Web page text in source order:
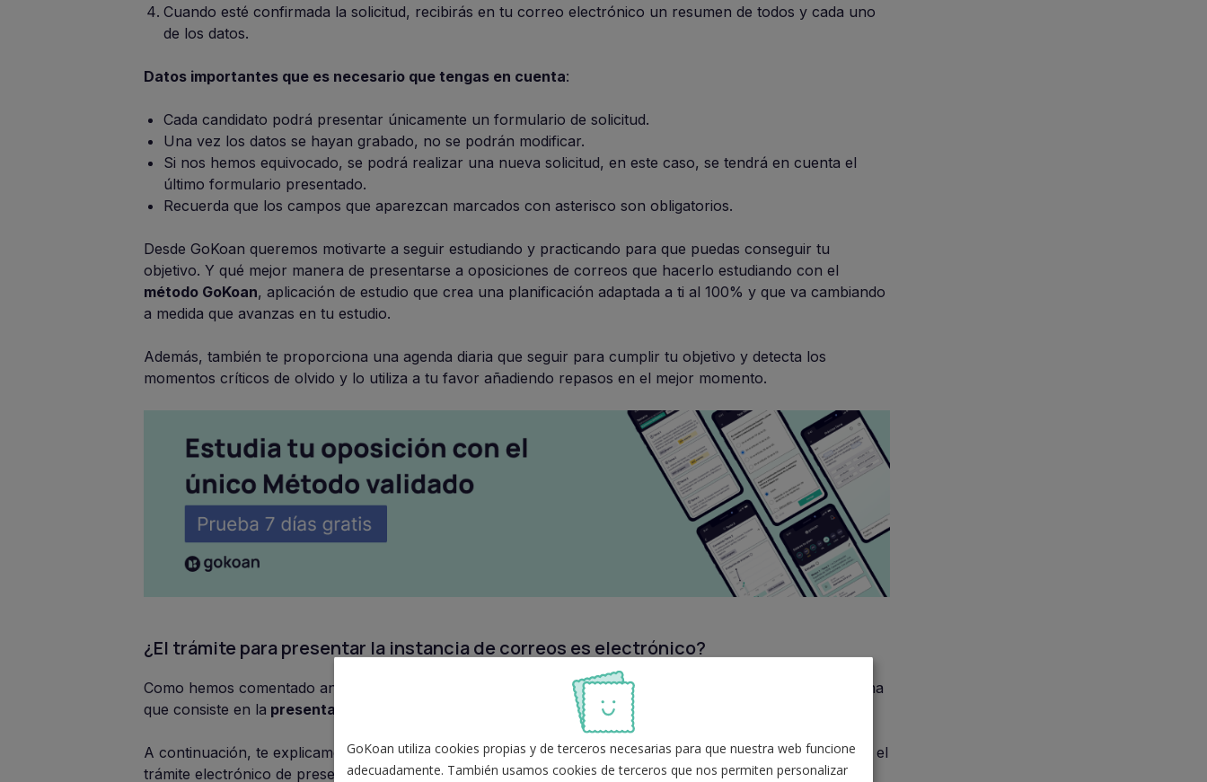
Cuando esté confirmada la solicitud, recibirás en tu correo electrónico un resumen de todos y cada uno
de los datos.
Datos importantes que es necesario que tengas en cuenta:
Cada candidato podrá presentar únicamente un formulario de solicitud.
Una vez los datos se hayan grabado, no se podrán modificar.
Si nos hemos equivocado, se podrá realizar una nueva solicitud, en este caso, se tendrá en cuenta el
último formulario presentado.
Recuerda que los campos que aparezcan marcados con asterisco son obligatorios.
Desde GoKoan queremos motivarte a seguir estudiando y practicando para que puedas conseguir tu
objetivo. Y qué mejor manera de presentarse a oposiciones de correos que hacerlo estudiando con el
método GoKoan, aplicación de estudio que crea una planificación adaptada a ti al 100% y que va cambiando
a medida que avanzas en tu estudio.
Además, también te proporciona una agenda diaria que seguir para cumplir tu objetivo y detecta los
momentos críticos de olvido y lo utiliza a tu favor añadiendo repasos en el mejor momento.
¿El trámite para presentar la instancia de correos es electrónico?
Como hemos comentado anteriormente, para poder presentar la solicitud contaremos con un único sistema
que consiste en la presentación online.
A continuación, te explicamos detalladamente cada uno de los pasos para que puedas ver en qué consiste el
trámite electrónico de presentación de solicitudes:
GoKoan utiliza cookies propias y de terceros necesarias para que nuestra web funcione
adecuadamente. También usamos cookies de terceros que nos permiten personalizar